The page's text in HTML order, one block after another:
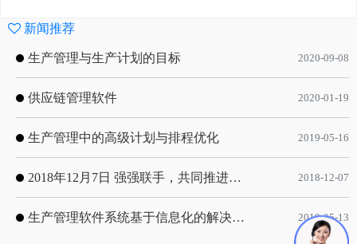
新闻推荐
生产管理与生产计划的目标 2020-09-08
供应链管理软件 2020-01-19
生产管理中的高级计划与排程优化 2019-05-16
2018年12月7日 强强联手，共同推进电子器件领域APS应用典范 风华高科生产自动化工业互联网应用项目-APS项目启动会 2018-12-07
生产管理软件系统基于信息化的解决方案 2019-05-13